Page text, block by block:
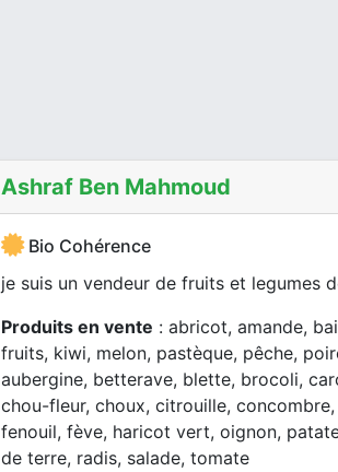
Ashraf Ben Mahmoud
Bio Cohérence
je suis un vendeur de fruits et legumes
Produits en vente : abricot, amande,
fruits, kiwi, melon, pastèque, pêche,
aubergine, betterave, blette, brocoli,
chou-fleur, choux, citrouille,
fenouil, fève, haricot vert, oignon,
de terre, radis, salade, tomate